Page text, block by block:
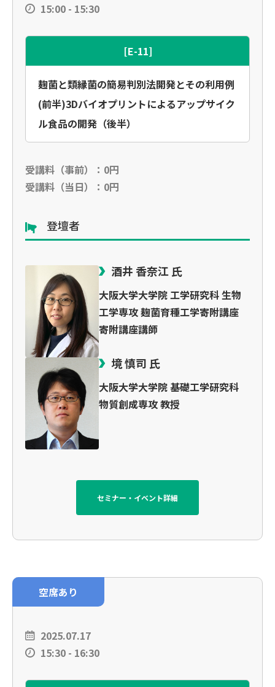
15:00 - 15:30
[E-11]
麹菌と類縁菌の簡易判別法開発とその利用例
(前半)3Dバイオプリントによるアップサイク
ル食品の開発（後半）
受講料（事前）：0円
受講料（当日）：0円
登壇者
酒井 香奈江 氏
大阪大学大学院 工学研究科 生物
工学専攻 麹菌育種工学寄附講座
寄附講座講師
境 慎司 氏
大阪大学大学院 基礎工学研究科
物質創成専攻 教授
セミナー・イベント詳細
空席あり
2025.07.17
15:30 - 16:30